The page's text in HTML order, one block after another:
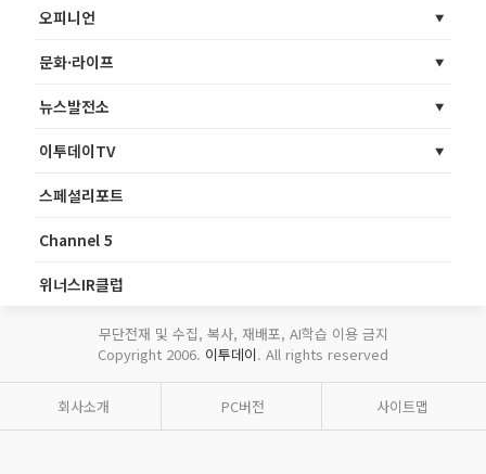
오피니언
문화·라이프
뉴스발전소
이투데이TV
스페셜리포트
Channel 5
위너스IR클럽
무단전재 및 수집, 복사, 재배포, AI학습 이용 금지
Copyright 2006. 이투데이. All rights reserved
회사소개 PC버전 사이트맵